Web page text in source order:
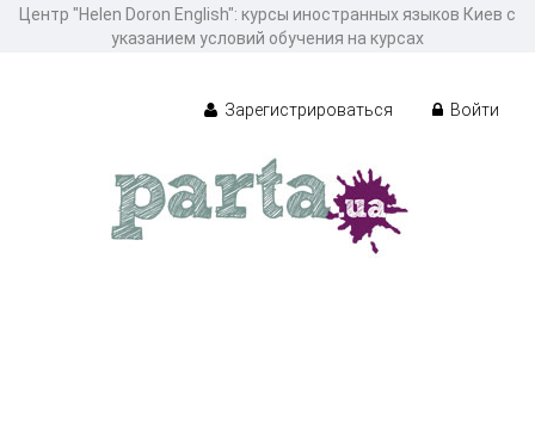
Центр "Helen Doron English": курсы иностранных языков Киев с
указанием условий обучения на курсах
Зарегистрироваться Войти